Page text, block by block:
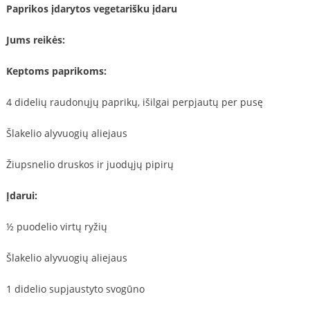
Paprikos įdarytos vegetarišku įdaru
Jums reikės:
Keptoms paprikoms:
4 didelių raudonųjų paprikų, išilgai perpjautų per pusę
Šlakelio alyvuogių aliejaus
Žiupsnelio druskos ir juodųjų pipirų
Įdarui:
½ puodelio virtų ryžių
Šlakelio alyvuogių aliejaus
1 didelio supjaustyto svogūno